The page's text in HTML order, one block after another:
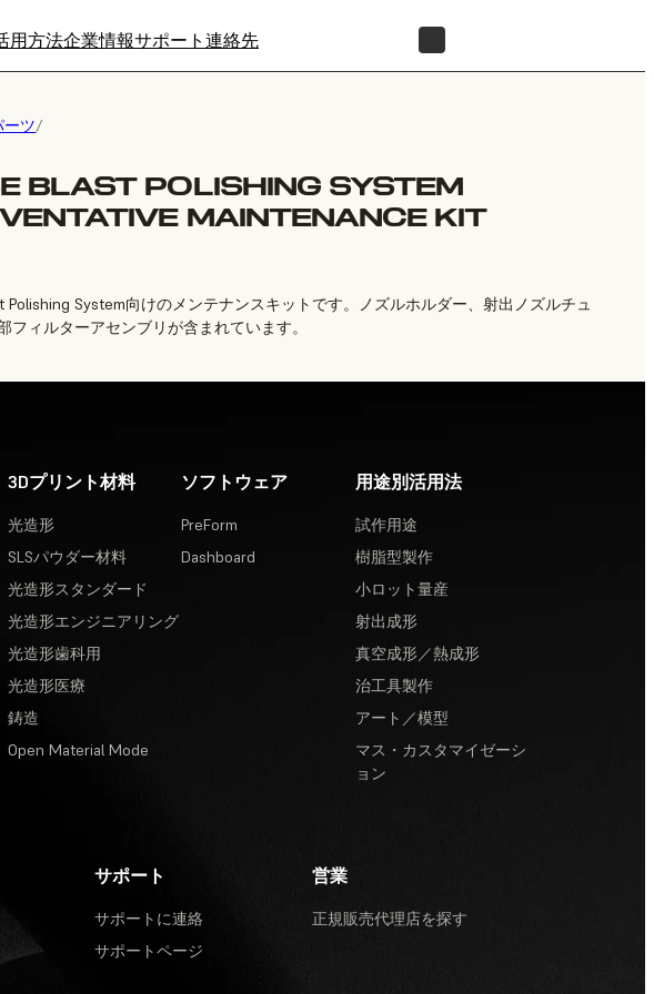
用方法企業情報サポート 連絡先
ーツ/
BLAST POLISHING SYSTEM
MAINTENANCE KIT
Polishing System向けのメンテナンスキットです。ノズルホルダー、射出ノズルチュ
フィルターアセンブリが含まれています。
3Dプリント材料
光造形
SLSパウダー材料
光造形スタンダード
光造形エンジニアリング
光造形歯科用
光造形医療
鋳造
Open Material Mode
ソフトウェア
PreForm
Dashboard
用途別活用法
試作用途
樹脂型製作
小ロット量産
射出成形
真空成形／熱成形
治工具製作
アート／模型
マス・カスタマイゼーシ
ョン
サポート
サポートに連絡
サポートページ
営業
正規販売代理店を探す